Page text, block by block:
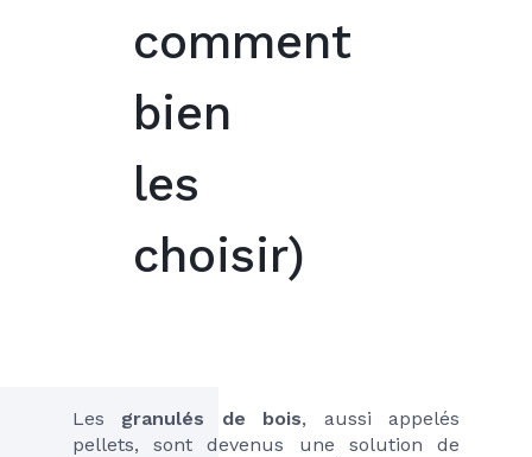
comment
bien
les
choisir)
Les granulés de bois, aussi appelés
pellets, sont devenus une solution de